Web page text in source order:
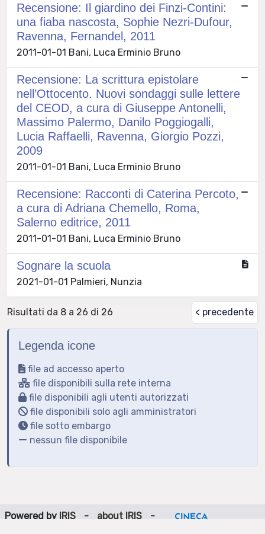
Recensione: Il giardino dei Finzi-Contini:
una fiaba nascosta, Sophie Nezri-Dufour,
Ravenna, Fernandel, 2011
2011-01-01 Bani, Luca Erminio Bruno
Recensione: La scrittura epistolare
nell’Ottocento. Nuovi sondaggi sulle lettere
del CEOD, a cura di Giuseppe Antonelli,
Massimo Palermo, Danilo Poggiogalli,
Lucia Raffaelli, Ravenna, Giorgio Pozzi,
2009
2011-01-01 Bani, Luca Erminio Bruno
Recensione: Racconti di Caterina Percoto,
a cura di Adriana Chemello, Roma,
Salerno editrice, 2011
2011-01-01 Bani, Luca Erminio Bruno
Sognare la scuola
2021-01-01 Palmieri, Nunzia
Risultati da 8 a 26 di 26 < precedente
Legenda icone
file ad accesso aperto
file disponibili sulla rete interna
file disponibili agli utenti autorizzati
file disponibili solo agli amministratori
file sotto embargo
nessun file disponibile
Powered by IRIS - about IRIS
-